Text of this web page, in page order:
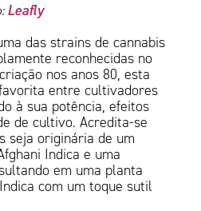
Leafly
das strains de cannabis
reconhecidas no
nos anos 80, esta
entre cultivadores
à sua potência, efeitos
de cultivo. Acredita-se
seja originária de um
Indica e uma
em uma planta
com um toque sutil